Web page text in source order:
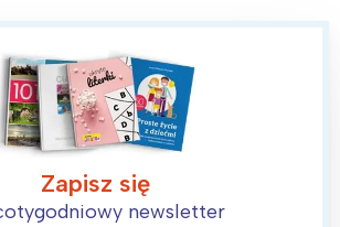
Zapisz się
newsletter